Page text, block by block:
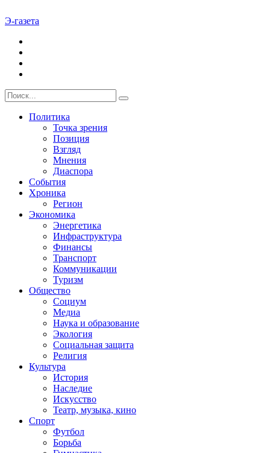
Э-газета
Политика
Точка зрения
Позиция
Взгляд
Мнения
Диаспора
События
Хроника
Регион
Экономика
Энергетика
Инфраструктура
Финансы
Транспорт
Коммуникации
Туризм
Общество
Социум
Медиа
Наука и образование
Экология
Социальная защита
Религия
Культура
История
Наследие
Искусство
Театр, музыка, кино
Спорт
Футбол
Борьба